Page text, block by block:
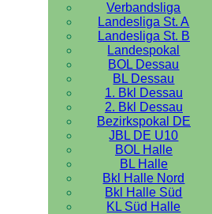
Verbandsliga
Landesliga St. A
Landesliga St. B
Landespokal
BOL Dessau
BL Dessau
1. Bkl Dessau
2. Bkl Dessau
Bezirkspokal DE
JBL DE U10
BOL Halle
BL Halle
Bkl Halle Nord
Bkl Halle Süd
KL Süd Halle